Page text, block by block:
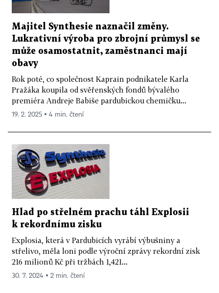
Majitel Synthesie naznačil změny.
Lukrativní výroba pro zbrojní průmysl se
může osamostatnit, zaměstnanci mají
obavy
Rok poté, co společnost Kaprain podnikatele Karla
Pražáka koupila od svěřenských fondů bývalého
premiéra Andreje Babiše pardubickou chemičku...
19. 2. 2025 ▪ 4 min. čtení
Hlad po střelném prachu táhl Explosii
k rekordnímu zisku
Explosia, která v Pardubicích vyrábí výbušniny a
střelivo, měla loni podle výroční zprávy rekordní zisk
216 milionů Kč při tržbách 1,421...
30. 7. 2024 ▪ 2 min. čtení